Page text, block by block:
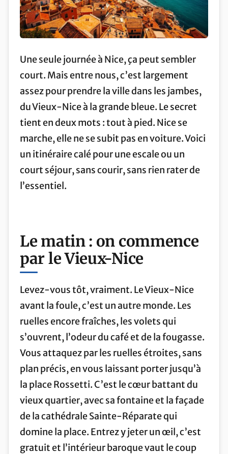
Une seule journée à Nice, ça peut sembler
court. Mais entre nous, c’est largement
assez pour prendre la ville dans les jambes,
du Vieux-Nice à la grande bleue. Le secret
tient en deux mots : tout à pied. Nice se
marche, elle ne se subit pas en voiture. Voici
un itinéraire calé pour une escale ou un
court séjour, sans courir, sans rien rater de
l’essentiel.
Le matin : on commence
par le Vieux-Nice
Levez-vous tôt, vraiment. Le Vieux-Nice
avant la foule, c’est un autre monde. Les
ruelles encore fraîches, les volets qui
s’ouvrent, l’odeur du café et de la fougasse.
Vous attaquez par les ruelles étroites, sans
plan précis, en vous laissant porter jusqu’à
la place Rossetti. C’est le cœur battant du
vieux quartier, avec sa fontaine et la façade
de la cathédrale Sainte-Réparate qui
domine la place. Entrez y jeter un œil, c’est
gratuit et l’intérieur baroque vaut le coup